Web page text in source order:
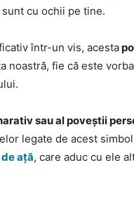
cu ochii pe tine.
într-un vis, acesta
noastră, fie că este
sau al poveștii
legate de acest
ață, care aduc cu ele